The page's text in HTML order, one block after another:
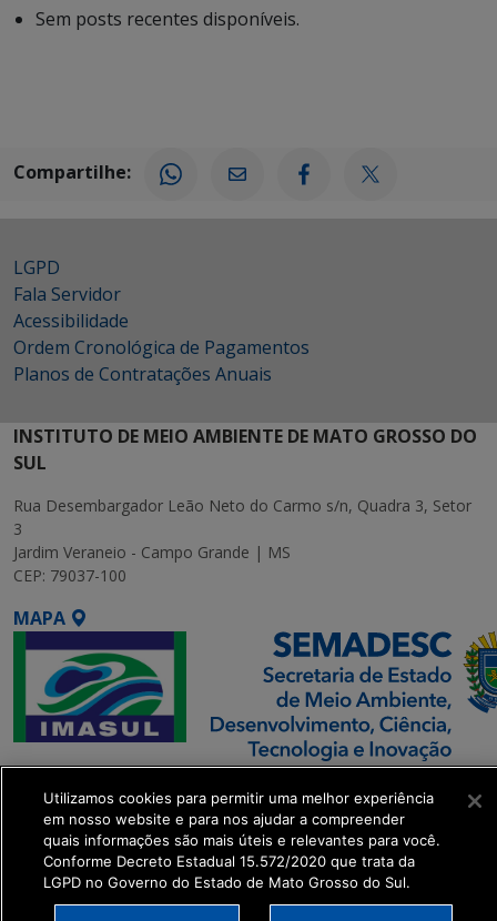
Sem posts recentes disponíveis.
Compartilhe:
LGPD
Fala Servidor
Acessibilidade
Ordem Cronológica de Pagamentos
Planos de Contratações Anuais
INSTITUTO DE MEIO AMBIENTE DE MATO GROSSO DO
SUL
Rua Desembargador Leão Neto do Carmo s/n, Quadra 3, Setor
3
Jardim Veraneio - Campo Grande | MS
CEP: 79037-100
MAPA
SETDIG | Secretaria-
Executiva de
Transformação Digital
get_footer();
Utilizamos cookies para permitir uma melhor experiência
em nosso website e para nos ajudar a compreender
quais informações são mais úteis e relevantes para você.
Conforme Decreto Estadual 15.572/2020 que trata da
LGPD no Governo do Estado de Mato Grosso do Sul.